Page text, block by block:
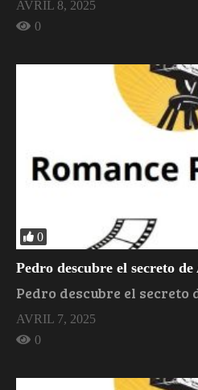
AVRIL 8, 2025
0
0
Pedro descubre el secreto
Pedro descubre el secreto
AVRIL 7, 2025
0